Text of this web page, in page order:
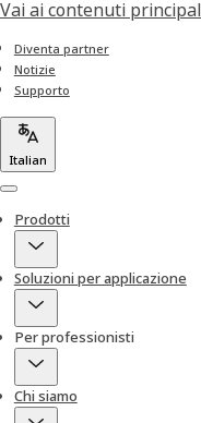
Vai ai contenuti
Diventa partner
Notizie
Supporto
Italian
Menu
Prodotti
Soluzioni per applicazione
Per professionisti
Chi siamo